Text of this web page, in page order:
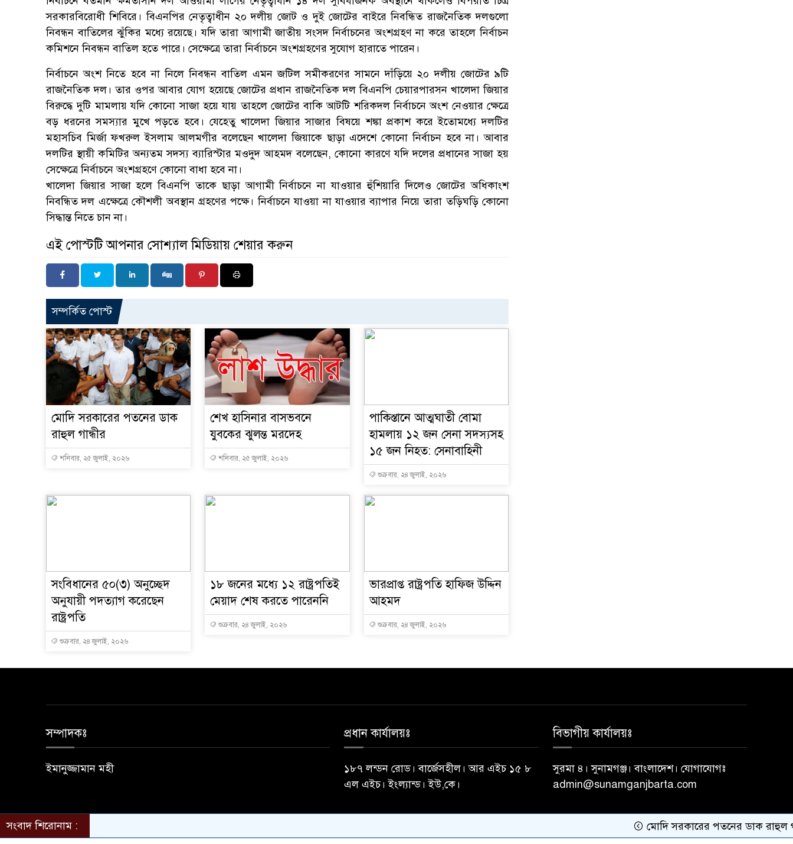
সরকারবিরোধী শিবিরে। বিএনপির নেতৃত্বাধীন ২০ দলীয় জোট ও দুই জোটের বাইরে নিবন্ধিত রাজনৈতিক দলগুলো
নিবন্ধন বাতিলের ঝুঁকির মধ্যে রয়েছে। যদি তারা আগামী জাতীয় সংসদ নির্বাচনের অংশগ্রহণ না করে তাহলে নির্বাচন
কমিশনে নিবন্ধন বাতিল হতে পারে। সেক্ষেত্রে তারা নির্বাচনে অংশগ্রহণের সুযোগ হারাতে পারেন।
নির্বাচনে অংশ নিতে হবে না নিলে নিবন্ধন বাতিল এমন জটিল সমীকরণের সামনে দাঁড়িয়ে ২০ দলীয় জোটের ৯টি
রাজনৈতিক দল। তার ওপর আবার যোগ হয়েছে জোটের প্রধান রাজনৈতিক দল বিএনপি চেয়ারপারসন খালেদা জিয়ার
বিরুদ্ধে দুটি মামলায় যদি কোনো সাজা হয়ে যায় তাহলে জোটের বাকি আটটি শরিকদল নির্বাচনে অংশ নেওয়ার ক্ষেত্রে
বড় ধরনের সমস্যার মুখে পড়তে হবে। যেহেতু খালেদা জিয়ার সাজার বিষয়ে শঙ্কা প্রকাশ করে ইতোমধ্যে দলটির
মহাসচিব মির্জা ফখরুল ইসলাম আলমগীর বলেছেন খালেদা জিয়াকে ছাড়া এদেশে কোনো নির্বাচন হবে না। আবার
দলটির স্থায়ী কমিটির অন্যতম সদস্য ব্যারিস্টার মওদুদ আহমদ বলেছেন, কোনো কারণে যদি দলের প্রধানের সাজা হয়
সেক্ষেত্রে নির্বাচনে অংশগ্রহণে কোনো বাধা হবে না।
খালেদা জিয়ার সাজা হলে বিএনপি তাকে ছাড়া আগামী নির্বাচনে না যাওয়ার হুঁশিয়ারি দিলেও জোটের অধিকাংশ
নিবন্ধিত দল এক্ষেত্রে কৌশলী অবস্থান গ্রহণের পক্ষে। নির্বাচনে যাওয়া না যাওয়ার ব্যাপার নিয়ে তারা তড়িঘড়ি কোনো
সিদ্ধান্ত নিতে চান না।
এই পোস্টটি আপনার সোশ্যাল মিডিয়ায় শেয়ার করুন
সম্পর্কিত পোস্ট
মোদি সরকারের পতনের ডাক
রাহুল গান্ধীর
শনিবার, ২৫ জুলাই, ২০২৬
শেখ হাসিনার বাসভবনে
যুবকের ঝুলন্ত মরদেহ
শনিবার, ২৫ জুলাই, ২০২৬
পাকিস্তানে আত্মঘাতী বোমা
হামলায় ১২ জন সেনা সদস্যসহ
১৫ জন নিহত: সেনাবাহিনী
শুক্রবার, ২৪ জুলাই, ২০২৬
সংবিধানের ৫০(৩) অনুচ্ছেদ
অনুযায়ী পদত্যাগ করেছেন
রাষ্ট্রপতি
শুক্রবার, ২৪ জুলাই, ২০২৬
১৮ জনের মধ্যে ১২ রাষ্ট্রপতিই
মেয়াদ শেষ করতে পারেননি
শুক্রবার, ২৪ জুলাই, ২০২৬
ভারপ্রাপ্ত রাষ্ট্রপতি হাফিজ উদ্দিন
আহমদ
শুক্রবার, ২৪ জুলাই, ২০২৬
সম্পাদকঃ
ইমানুজ্জামান মহী
প্রধান কার্যালয়ঃ
১৮৭ লন্ডন রোড। বার্জেসহীল। আর এইচ ১৫ ৮
এল এইচ। ইংল্যান্ড। ইউ,কে।
বিভাগীয় কার্যালয়ঃ
সুরমা ৪। সুনামগঞ্জ। বাংলাদেশ। যোগাযোগঃ
admin@sunamganjbarta.com
© All rights reserved © sunamganjbarta ডিজাইন ও কারিগরি সহযোগিতায়ঃInspireSoftbd
সংবাদ শিরোনাম : মোদি সরকারের পতনের ডাক রাহুল